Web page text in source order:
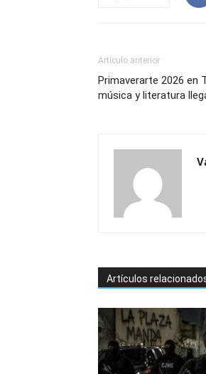
Artículo anterior
Primaverarte 2026 en
música y literatura
Artículos